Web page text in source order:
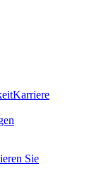
Karriere
Sie